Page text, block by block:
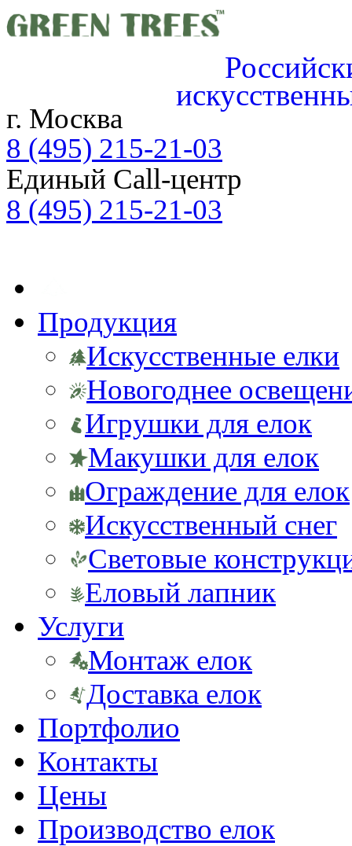
г. Москва
8 (495) 215-21-03
Единый Call-центр
8 (495) 215-21-03
Продукция
Искусственные елки
Новогоднее
Игрушки для елок
Макушки для елок
Ограждение для елок
Искусственный снег
Световые
Еловый лапник
Услуги
Монтаж елок
Доставка елок
Портфолио
Контакты
Цены
Производство елок